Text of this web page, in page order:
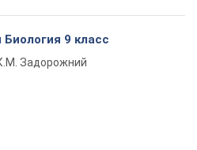
Биология 9 класс
Задорожний